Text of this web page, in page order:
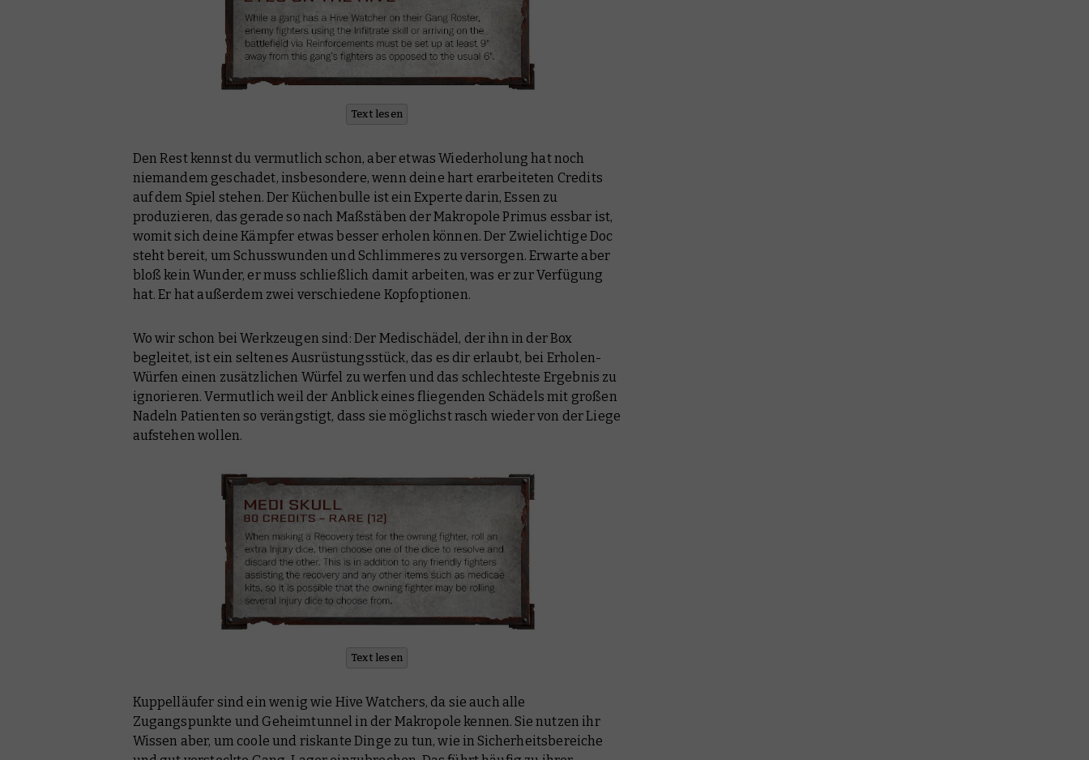
Text lesen
Den Rest kennst du vermutlich schon, aber etwas Wiederholung hat noch
niemandem geschadet, insbesondere, wenn deine hart erarbeiteten Credits
auf dem Spiel stehen. Der Küchenbulle ist ein Experte darin, Essen zu
produzieren, das gerade so nach Maßstäben der Makropole Primus essbar ist,
womit sich deine Kämpfer etwas besser erholen können. Der Zwielichtige Doc
steht bereit, um Schusswunden und Schlimmeres zu versorgen. Erwarte aber
bloß kein Wunder, er muss schließlich damit arbeiten, was er zur Verfügung
hat. Er hat außerdem zwei verschiedene Kopfoptionen.
Wo wir schon bei Werkzeugen sind: Der Medischädel, der ihn in der Box
begleitet, ist ein seltenes Ausrüstungsstück, das es dir erlaubt, bei Erholen-
Würfen einen zusätzlichen Würfel zu werfen und das schlechteste Ergebnis zu
ignorieren. Vermutlich weil der Anblick eines fliegenden Schädels mit großen
Nadeln Patienten so verängstigt, dass sie möglichst rasch wieder von der Liege
aufstehen wollen.
Text lesen
Kuppelläufer sind ein wenig wie Hive Watchers, da sie auch alle
Zugangspunkte und Geheimtunnel in der Makropole kennen. Sie nutzen ihr
Wissen aber, um coole und riskante Dinge zu tun, wie in Sicherheitsbereiche